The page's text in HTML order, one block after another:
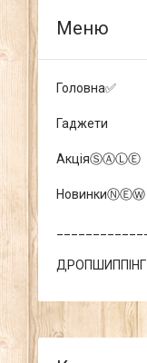
Головна✅
Гаджети
АкціяⓈⒶⓁⒺ
НовинкиⓃⒺⓌ
ДРОПШИППІНГ